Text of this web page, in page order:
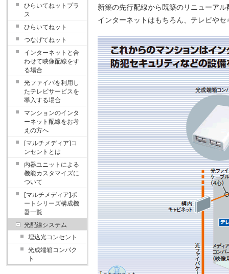
ひらいてねットプラ
ス
ひらいてねット
つなげてねット
インターネットと合
わせて映像配線をす
る場合
光ファイバを利用し
たテレビサービスを
導入する場合
マンションのインタ
ーネット配線をお考
えの方へ
[マルチメディア]コ
ンセントとは
内器ユニットによる
機能カスタマイズに
ついて
[マルチメディア]ポ
ートシリーズ構成機
器一覧
光配線システム
埋込光コンセント
光成端箱コンパク
ト
新築の先行配線から既築のリニューア
インターネットはもちろん、テレビや